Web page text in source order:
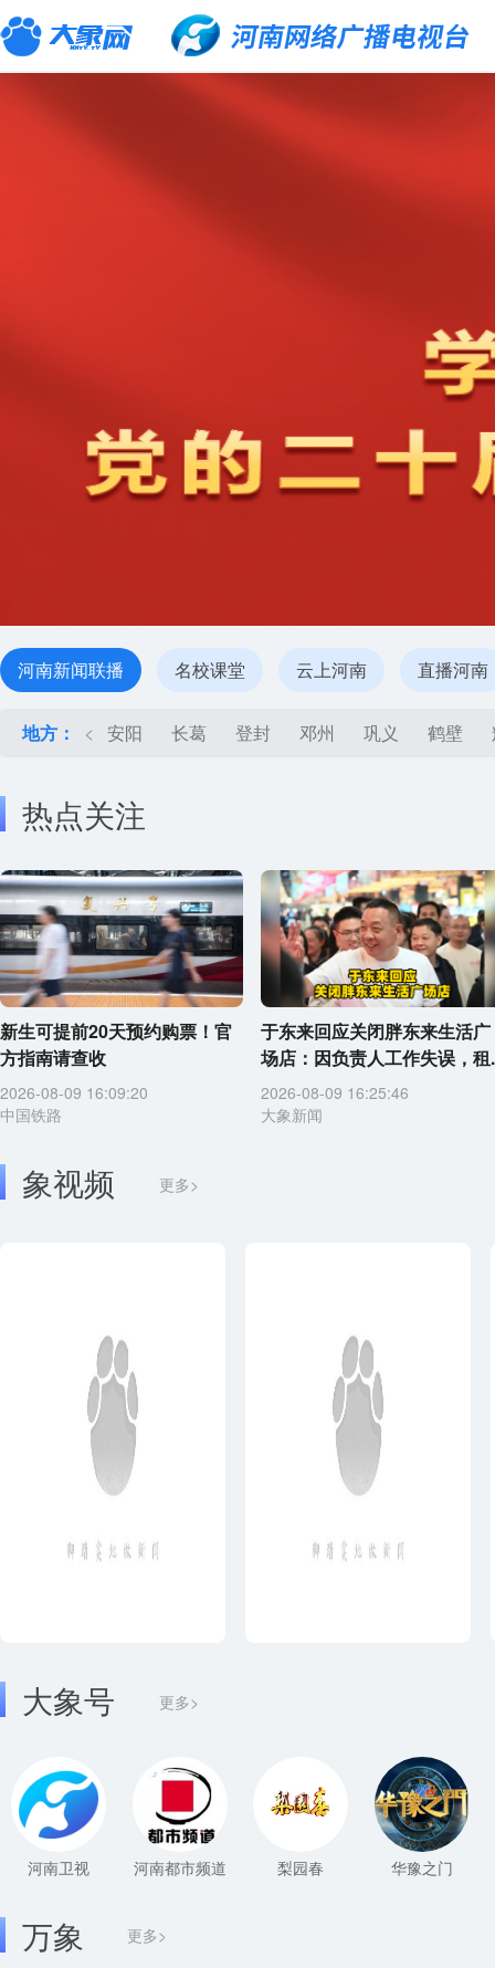
河南新闻联播 名校课堂 云上河南 直播河南
地方： < 安阳 长葛 登封 邓州 巩义 鹤壁
热点关注
新生可提前20天预约购票！官
方指南请查收
2026-08-09 16:09:20
中国铁路
于东来回应关闭胖东来生活广
场店：因负责人工作失误，租
2026-08-09 16:25:46
大象新闻
象视频 更多>
大象号 更多>
河南卫视 河南都市频道 梨园春 华豫之门
更多>
万象